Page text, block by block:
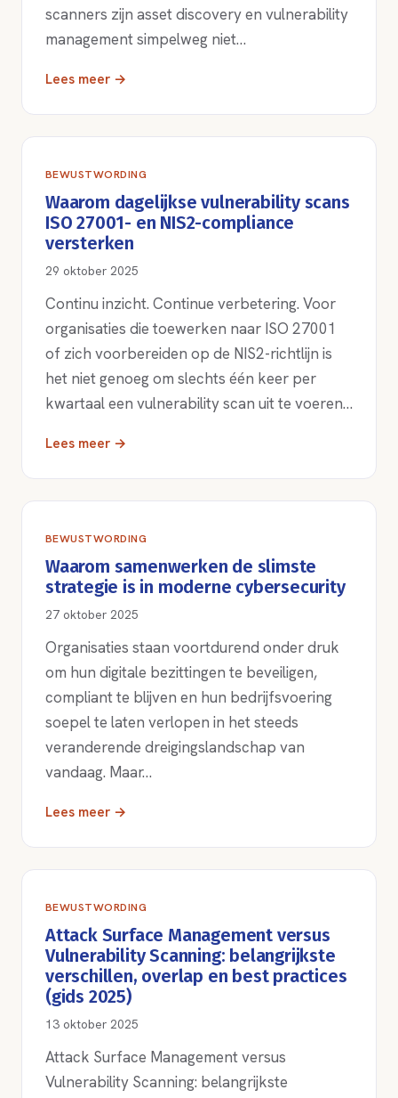
scanners zijn asset discovery en vulnerability
management simpelweg niet…
Lees meer →
BEWUSTWORDING
Waarom dagelijkse vulnerability scans
ISO 27001- en NIS2-compliance
versterken
29 oktober 2025
Continu inzicht. Continue verbetering. Voor
organisaties die toewerken naar ISO 27001
of zich voorbereiden op de NIS2-richtlijn is
het niet genoeg om slechts één keer per
kwartaal een vulnerability scan uit te voeren…
Lees meer →
BEWUSTWORDING
Waarom samenwerken de slimste
strategie is in moderne cybersecurity
27 oktober 2025
Organisaties staan voortdurend onder druk
om hun digitale bezittingen te beveiligen,
compliant te blijven en hun bedrijfsvoering
soepel te laten verlopen in het steeds
veranderende dreigingslandschap van
vandaag. Maar…
Lees meer →
BEWUSTWORDING
Attack Surface Management versus
Vulnerability Scanning: belangrijkste
verschillen, overlap en best practices
(gids 2025)
13 oktober 2025
Attack Surface Management versus
Vulnerability Scanning: belangrijkste